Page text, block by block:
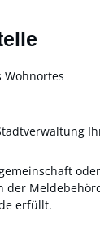
der
erfüllt.